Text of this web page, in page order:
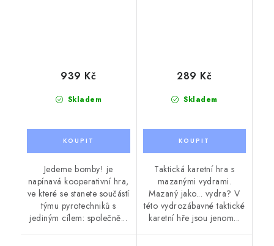
Skladem
939 Kč
Jedeme bomby! je
napínavá kooperativní hra,
ve které se stanete součástí
týmu pyrotechniků s
jediným cílem: společně...
Skladem
289 Kč
Taktická karetní hra s
mazanými vydrami.
Mazaný jako... vydra? V
této vydrozábavné taktické
karetní hře jsou jenom...